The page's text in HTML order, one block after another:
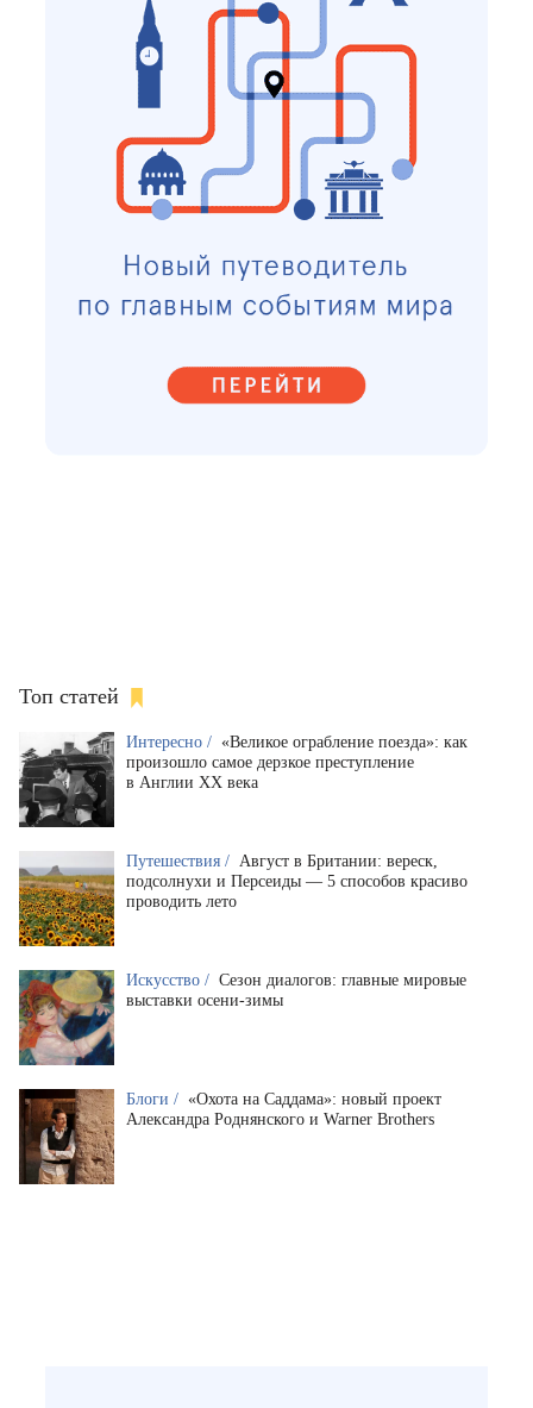
Топ статей
Интересно / «Великое ограбление поезда»: как
произошло самое дерзкое преступление
в Англии XX века
Путешествия / Август в Британии: вереск,
подсолнухи и Персеиды — 5 способов красиво
проводить лето
Искусство / Сезон диалогов: главные мировые
выставки осени-зимы
Блоги / «Охота на Саддама»: новый проект
Александра Роднянского и Warner Brothers